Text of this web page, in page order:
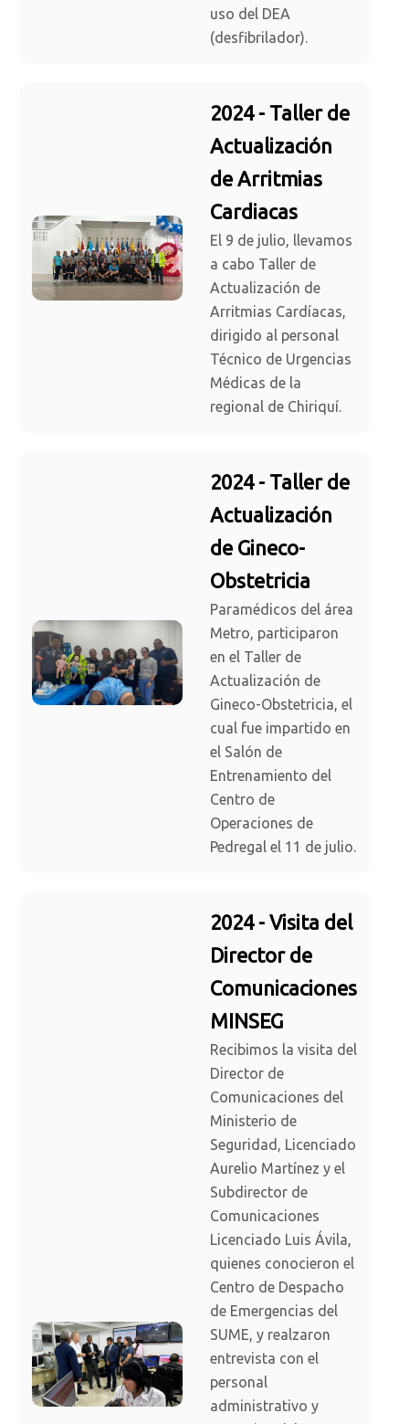
uso del DEA
(desfibrilador).
2024 - Taller de
Actualización
de Arritmias
Cardiacas
El 9 de julio, llevamos
a cabo Taller de
Actualización de
Arritmias Cardíacas,
dirigido al personal
Técnico de Urgencias
Médicas de la
regional de Chiriquí.
2024 - Taller de
Actualización
de Gineco-
Obstetricia
Paramédicos del área
Metro, participaron
en el Taller de
Actualización de
Gineco-Obstetricia, el
cual fue impartido en
el Salón de
Entrenamiento del
Centro de
Operaciones de
Pedregal el 11 de julio.
2024 - Visita del
Director de
Comunicaciones
MINSEG
Recibimos la visita del
Director de
Comunicaciones del
Ministerio de
Seguridad, Licenciado
Aurelio Martínez y el
Subdirector de
Comunicaciones
Licenciado Luis Ávila,
quienes conocieron el
Centro de Despacho
de Emergencias del
SUME, y realzaron
entrevista con el
personal
administrativo y